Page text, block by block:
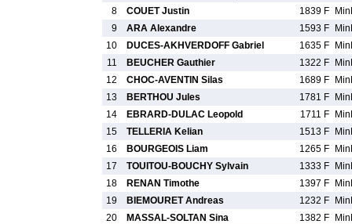
8
COUET Justin 1839 F
9
ARA Alexandre 1593 F
10
DUCES-AKHVERDOFF Gabriel 1635 F
11
BEUCHER Gauthier 1322 F
12
CHOC-AVENTIN Silas 1689 F
13
BERTHOU Jules 1781 F
14
EBRARD-DULAC Leopold 1711 F
15
TELLERIA Kelian 1513 F
16
BOURGEOIS Liam 1265 F
17
TOUITOU-BOUCHY Sylvain 1333 F
18
RENAN Timothe 1397 F
19
BIEMOURET Andreas 1232 F
20
MASSAL-SOLTAN Sina 1382 F